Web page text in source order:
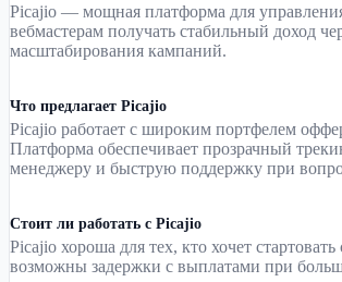
Picajio — мощная платформа для
вебмастерам получать стабильный доход
масштабирования кампаний.
Что предлагает Picajio
Picajio работает с широким портфелем
Платформа обеспечивает прозрачный
менеджеру и быструю поддержку при
Стоит ли работать с Picajio
Picajio хороша для тех, кто хочет
возможны задержки с выплатами при